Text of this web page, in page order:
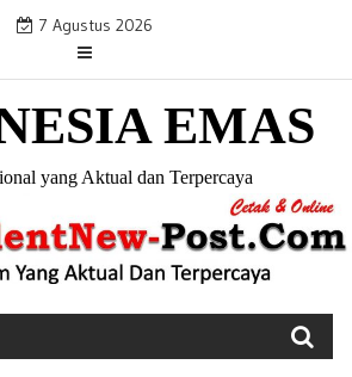
7 Agustus 2026
EMAS
yang Aktual dan Terpercaya